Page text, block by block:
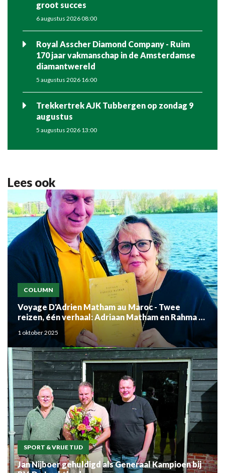
groot succes
6 augustus 2026 08:00
Royal Asscher Diamond Company - Ruim
170 jaar vakmanschap in de Amsterdamse
diamantwereld
5 augustus 2026 16:00
Trekkertrek AJK Tubbergen op zondag 9
augustus
5 augustus 2026 13:00
Lees ook
COLUMN
Voyage D'Adrien Matham au Maroc - Twee
reizen, één verhaal: Adriaan Matham en Rahma el
Mouden
1 oktober 2025
SPORT & VRIJE TIJD
Jan Nijboer gehuldigd als Generaal Kampioen bij